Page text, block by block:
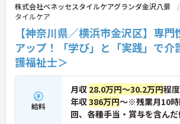
株式会社ベネッセスタイルケアグランダ金沢八景
タイルケア
【神奈川県／横浜市金沢区】専
アップ！「学び」と「実践」で介
護福祉士＞
給料
月収 28.0万円～30.2万円程
年収386万円～※残業月10時
回、各種手当・賞与を含ん